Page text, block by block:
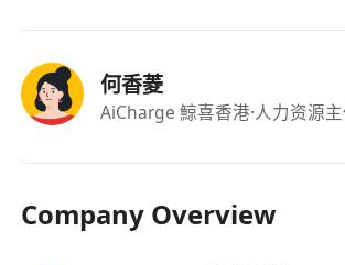
何香菱
AiCharge 鯨喜香港·人力资源
Company Overview